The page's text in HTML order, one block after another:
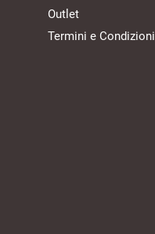
Outlet
Termini e Condizioni